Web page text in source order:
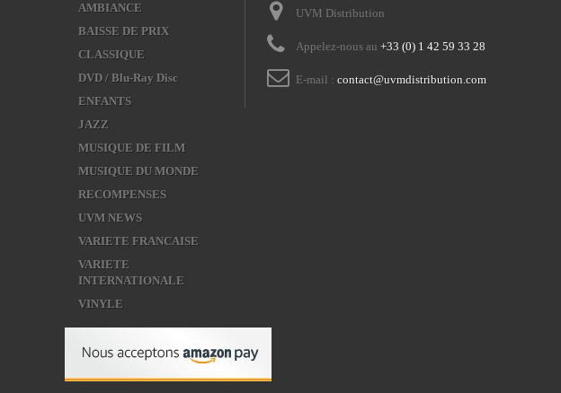
AMBIANCE
BAISSE DE PRIX
CLASSIQUE
DVD / Blu-Ray Disc
ENFANTS
JAZZ
MUSIQUE DE FILM
MUSIQUE DU MONDE
RECOMPENSES
UVM NEWS
VARIETE FRANCAISE
VARIETE
INTERNATIONALE
VINYLE
UVM Distribution
Appelez-nous au +33 (0) 1 42 59 33 28
E-mail : contact@uvmdistribution.com